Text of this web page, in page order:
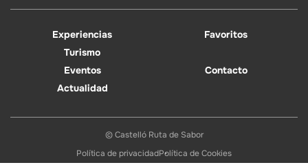
Experiencias
Turismo
Eventos
Actualidad
Favoritos
Contacto
© Castelló Ruta de Sabor
Política de privacidadPolítica de Cookies